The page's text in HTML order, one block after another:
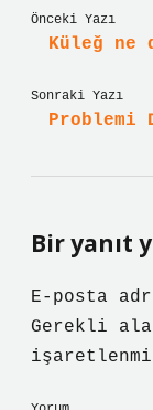
Önceki Yazı
Küleğ ne
Sonraki Yazı
Problemi
Bir yanıt
E-posta
Gerekli